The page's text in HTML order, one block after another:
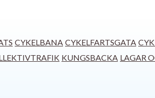
CYKELBANA CYKELFARTSGATA
KUNGSBACKA LAGAR